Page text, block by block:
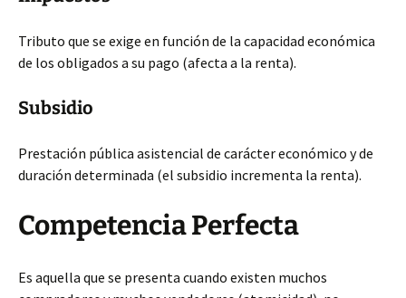
Tributo que se exige en función de la capacidad económica
de los obligados a su pago (afecta a la renta).
Subsidio
Prestación pública asistencial de carácter económico y de
duración determinada (el subsidio incrementa la renta).
Competencia Perfecta
Es aquella que se presenta cuando existen muchos